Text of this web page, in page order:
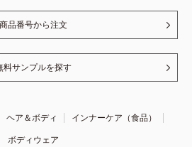
商品番号から注文
料サンプルを探す
ヘア＆ボディ
インナーケア（食品）
ボディウェア